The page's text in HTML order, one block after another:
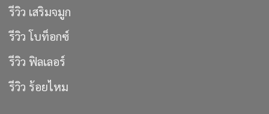
รีวิว เสริมจมูก
รีวิว โบท็อกซ์
รีวิว ฟิลเลอร์
รีวิว ร้อยไหม